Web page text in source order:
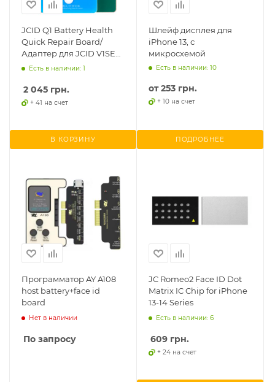
JСID Q1 Battery Health
Quick Repair Board/
Адаптер для JCID V1SE
для iPhone 11-15 Pro Max
Есть в наличии: 1
2 045 грн.
+ 41 на счет
В КОРЗИНУ
Шлейф дисплея для
iPhone 13, с
микросхемой
Есть в наличии: 10
от253 грн.
+ 10 на счет
ПОДРОБНЕЕ
Программатор AY A108
host battery+face id
board
Нет в наличии
По запросу
JC Romeo2 Face ID Dot
Matrix IC Chip for iPhone
13-14 Series
Есть в наличии: 6
609 грн.
+ 24 на счет